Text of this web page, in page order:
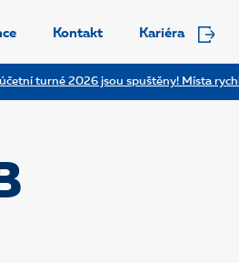
turné 2026 jsou spuštěny! Místa
Kontakt Kariéra